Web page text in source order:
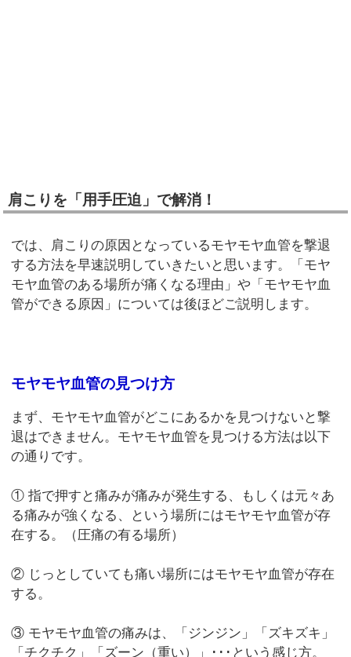
肩こりを「用手圧迫」で解消！
では、肩こりの原因となっているモヤモヤ血管を撃退
する方法を早速説明していきたいと思います。「モヤ
モヤ血管のある場所が痛くなる理由」や「モヤモヤ血
管ができる原因」については後ほどご説明します。
モヤモヤ血管の見つけ方
まず、モヤモヤ血管がどこにあるかを見つけないと撃
退はできません。モヤモヤ血管を見つける方法は以下
の通りです。
① 指で押すと痛みが痛みが発生する、もしくは元々あ
る痛みが強くなる、という場所にはモヤモヤ血管が存
在する。（圧痛の有る場所）
② じっとしていても痛い場所にはモヤモヤ血管が存在
する。
③ モヤモヤ血管の痛みは、「ジンジン」「ズキズキ」
「チクチク」「ズーン（重い）」･･･という感じ方。